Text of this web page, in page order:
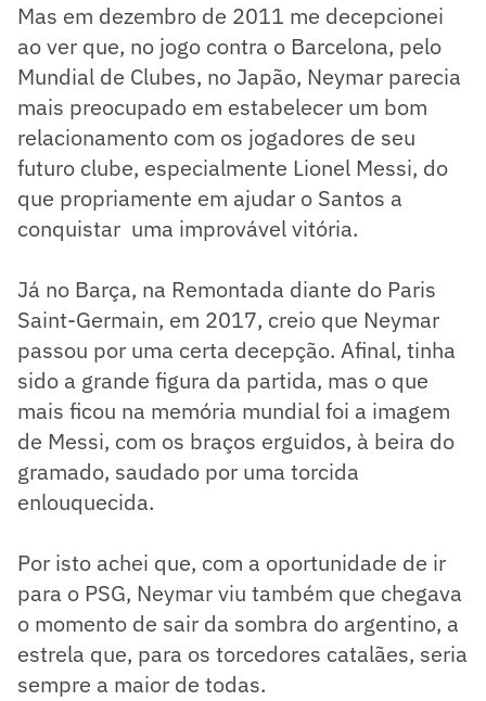
Mas em dezembro de 2011 me decepcionei
ao ver que, no jogo contra o Barcelona, pelo
Mundial de Clubes, no Japão, Neymar parecia
mais preocupado em estabelecer um bom
relacionamento com os jogadores de seu
futuro clube, especialmente Lionel Messi, do
que propriamente em ajudar o Santos a
conquistar uma improvável vitória.
Já no Barça, na Remontada diante do Paris
Saint-Germain, em 2017, creio que Neymar
passou por uma certa decepção. Afinal, tinha
sido a grande figura da partida, mas o que
mais ficou na memória mundial foi a imagem
de Messi, com os braços erguidos, à beira do
gramado, saudado por uma torcida
enlouquecida.
Por isto achei que, com a oportunidade de ir
para o PSG, Neymar viu também que chegava
o momento de sair da sombra do argentino, a
estrela que, para os torcedores catalães, seria
sempre a maior de todas.